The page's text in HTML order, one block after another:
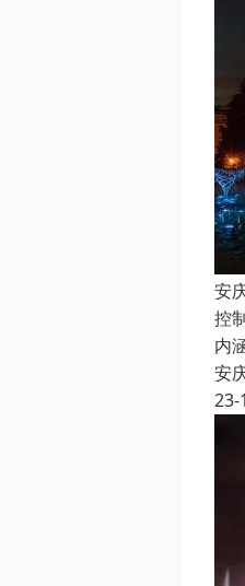
安
控
内
安
23-